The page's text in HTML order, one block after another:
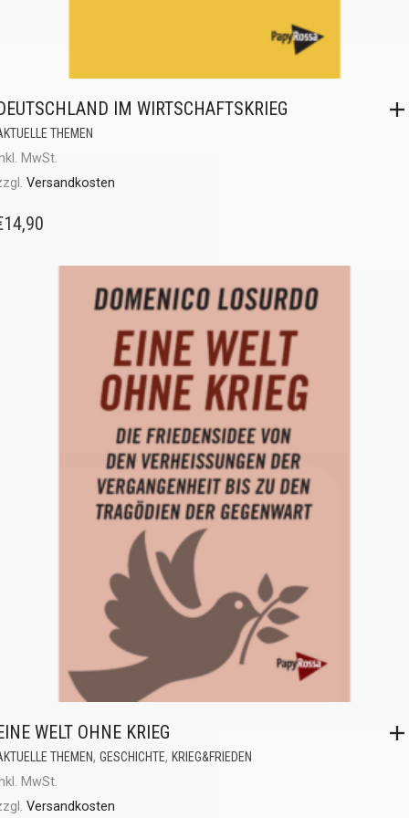
IM WIRTSCHAFTSKRIEG
THEMEN
MwSt.
Versandkosten
14,90
WELT OHNE KRIEG
THEMEN, GESCHICHTE, KRIEG&FRIEDEN
MwSt.
Versandkosten